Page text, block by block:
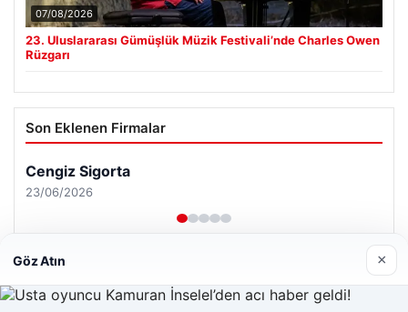
07/08/2026
23. Uluslararası Gümüşlük Müzik Festivali’nde Charles Owen
Rüzgarı
Son Eklenen Firmalar
Cengiz Sigorta
23/06/2026
Göz Atın ×